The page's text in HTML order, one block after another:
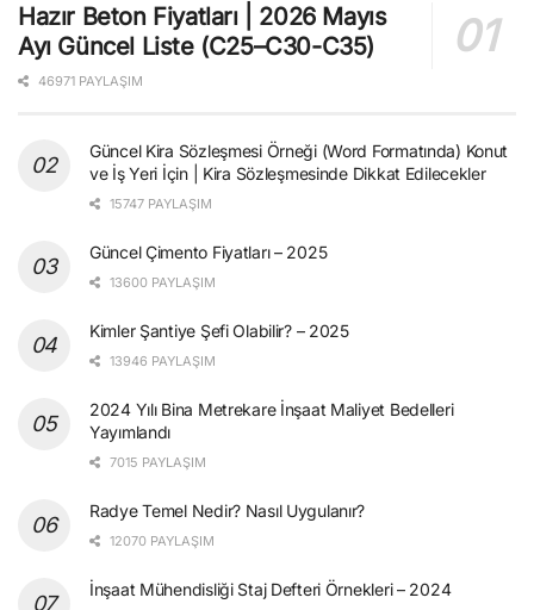
Hazır Beton Fiyatları | 2026 Mayıs
Ayı Güncel Liste (C25–C30-C35)
46971 PAYLAŞIM
Güncel Kira Sözleşmesi Örneği (Word Formatında) Konut
ve İş Yeri İçin | Kira Sözleşmesinde Dikkat Edilecekler
15747 PAYLAŞIM
Güncel Çimento Fiyatları – 2025
13600 PAYLAŞIM
Kimler Şantiye Şefi Olabilir? – 2025
13946 PAYLAŞIM
2024 Yılı Bina Metrekare İnşaat Maliyet Bedelleri
Yayımlandı
7015 PAYLAŞIM
Radye Temel Nedir? Nasıl Uygulanır?
12070 PAYLAŞIM
İnşaat Mühendisliği Staj Defteri Örnekleri – 2024